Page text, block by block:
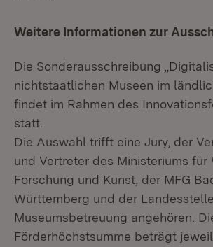
Weitere Informationen zur
Die Sonderausschreibung
nichtstaatlichen Museen im
findet im Rahmen des
statt.
Die Auswahl trifft eine Jury, der
und Vertreter des Ministeriums für
Forschung und Kunst, der MFG
Württemberg und der
Museumsbetreuung angehören.
Förderhöchstsumme beträgt